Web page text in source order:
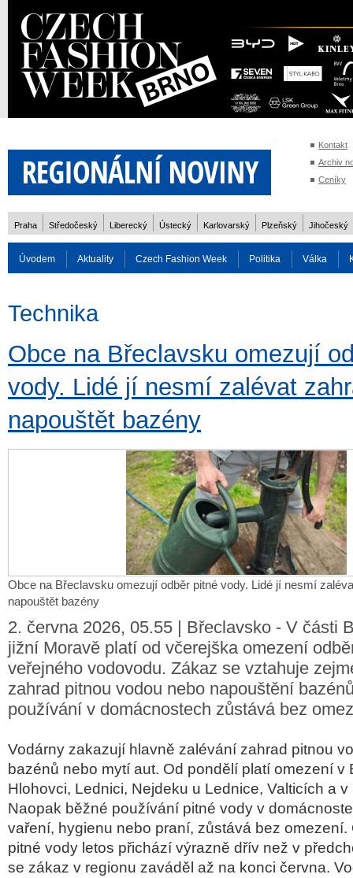
Kontakt
Archiv
Ceníky
Praha Středočeský Liberecký Ústecký Karlovarský Plzeňský Jihočeský
Úvodem Aktuality Czech Fashion Week Politika Válka
Technika
Obce na Břeclavsku omezují
vody. Lidé jí nesmí zalévat
napouštět bazény
Obce na Břeclavsku omezují odběr pitné vody. Lidé jí nesmí
napouštět bazény
2. června 2026, 05.55 | Břeclavsko - V části
jižní Moravě platí od včerejška omezení
veřejného vodovodu. Zákaz se vztahuje
zahrad pitnou vodou nebo napouštění
používání v domácnostech zůstává bez
Vodárny zakazují hlavně zalévání zahrad pitnou
bazénů nebo mytí aut. Od pondělí platí omezení v
Hlohovci, Lednici, Nejdeku u Lednice, Valticích a v
Naopak běžné používání pitné vody v
vaření, hygienu nebo praní, zůstává bez omezení.
pitné vody letos přichází výrazně dřív než v
se zákaz v regionu zaváděl až na konci června.